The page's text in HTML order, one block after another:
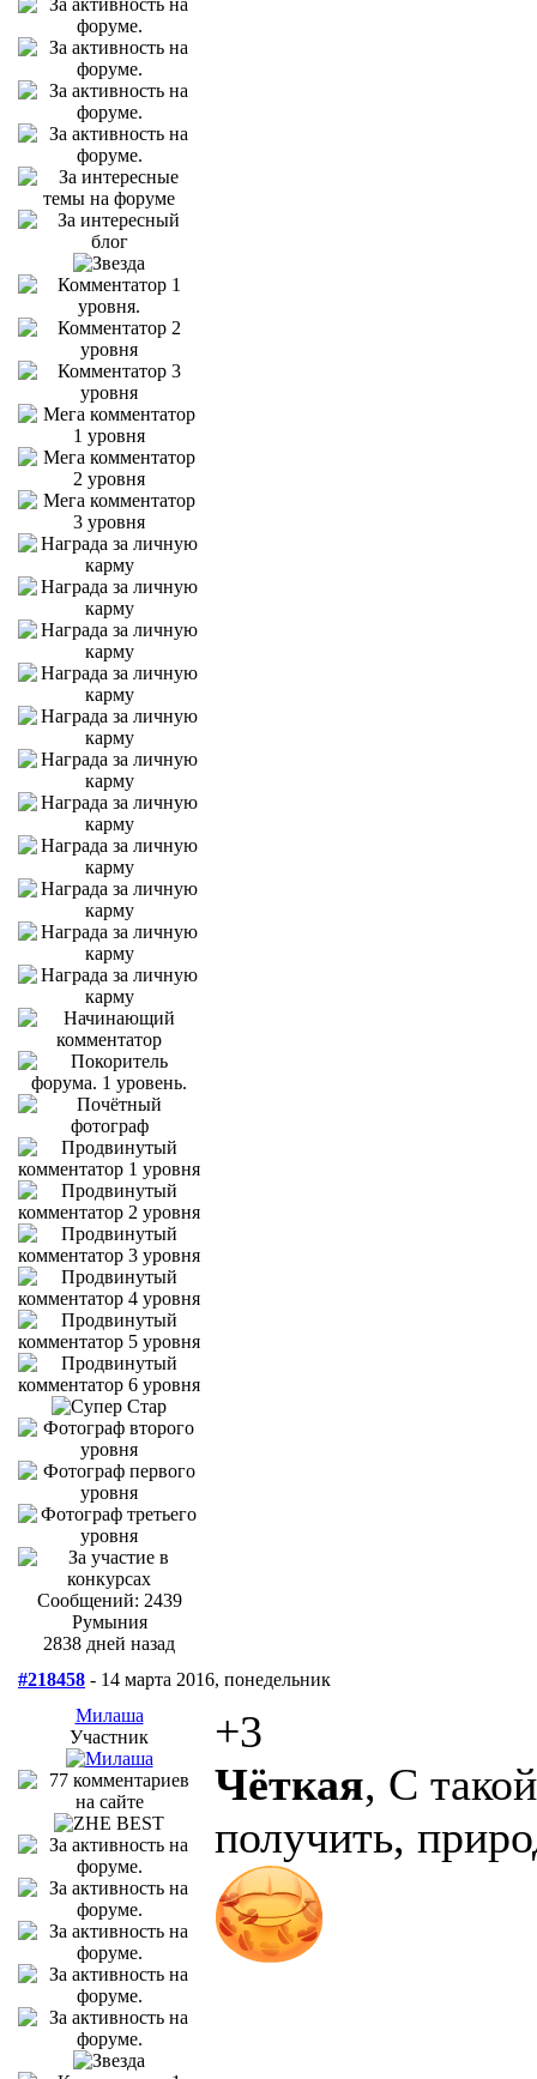
Сообщений: 2439
Румыния
2838 дней назад
#218458 - 14 марта 2016, понедельник
Милаша
Участник
+3
Чёткая, С
получить,